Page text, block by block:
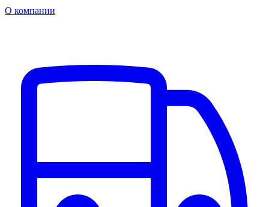
О компании